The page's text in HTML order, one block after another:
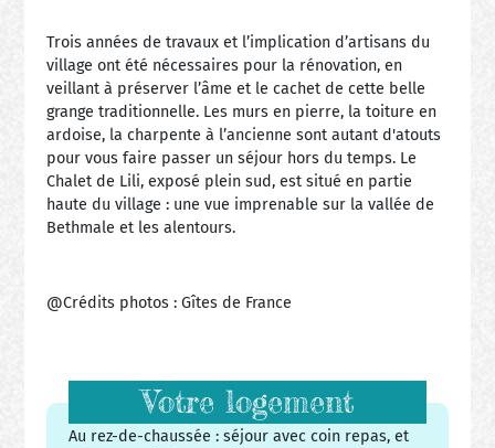
Trois années de travaux et l’implication d’artisans du
village ont été nécessaires pour la rénovation, en
veillant à préserver l’âme et le cachet de cette belle
grange traditionnelle. Les murs en pierre, la toiture en
ardoise, la charpente à l’ancienne sont autant d'atouts
pour vous faire passer un séjour hors du temps. Le
Chalet de Lili, exposé plein sud, est situé en partie
haute du village : une vue imprenable sur la vallée de
Bethmale et les alentours.
@Crédits photos : Gîtes de France
Votre logement
Au rez-de-chaussée : séjour avec coin repas, et